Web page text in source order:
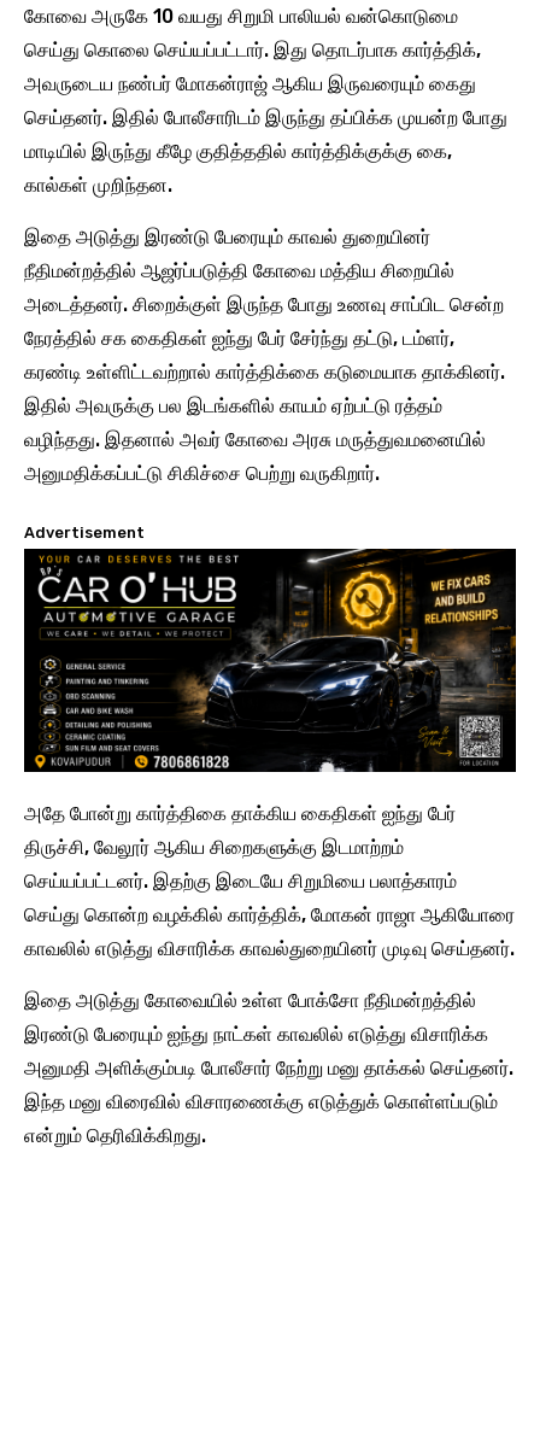
கோவை அருகே 10 வயது சிறுமி பாலியல் வன்கொடுமை
செய்து கொலை செய்யப்பட்டார். இது தொடர்பாக கார்த்திக்,
அவருடைய நண்பர் மோகன்ராஜ் ஆகிய இருவரையும் கைது
செய்தனர். இதில் போலீசாரிடம் இருந்து தப்பிக்க முயன்ற போது
மாடியில் இருந்து கீழே குதித்ததில் கார்த்திக்குக்கு கை,
கால்கள் முறிந்தன.
இதை அடுத்து இரண்டு பேரையும் காவல் துறையினர்
நீதிமன்றத்தில் ஆஜர்ப்படுத்தி கோவை மத்திய சிறையில்
அடைத்தனர். சிறைக்குள் இருந்த போது உணவு சாப்பிட சென்ற
நேரத்தில் சக கைதிகள் ஐந்து பேர் சேர்ந்து தட்டு, டம்ளர்,
கரண்டி உள்ளிட்டவற்றால் கார்த்திக்கை கடுமையாக தாக்கினர்.
இதில் அவருக்கு பல இடங்களில் காயம் ஏற்பட்டு ரத்தம்
வழிந்தது. இதனால் அவர் கோவை அரசு மருத்துவமனையில்
அனுமதிக்கப்பட்டு சிகிச்சை பெற்று வருகிறார்.
Advertisement
அதே போன்று கார்த்திகை தாக்கிய கைதிகள் ஐந்து பேர்
திருச்சி, வேலூர் ஆகிய சிறைகளுக்கு இடமாற்றம்
செய்யப்பட்டனர். இதற்கு இடையே சிறுமியை பலாத்காரம்
செய்து கொன்ற வழக்கில் கார்த்திக், மோகன் ராஜா ஆகியோரை
காவலில் எடுத்து விசாரிக்க காவல்துறையினர் முடிவு செய்தனர்.
இதை அடுத்து கோவையில் உள்ள போக்சோ நீதிமன்றத்தில்
இரண்டு பேரையும் ஐந்து நாட்கள் காவலில் எடுத்து விசாரிக்க
அனுமதி அளிக்கும்படி போலீசார் நேற்று மனு தாக்கல் செய்தனர்.
இந்த மனு விரைவில் விசாரணைக்கு எடுத்துக் கொள்ளப்படும்
என்றும் தெரிவிக்கிறது.